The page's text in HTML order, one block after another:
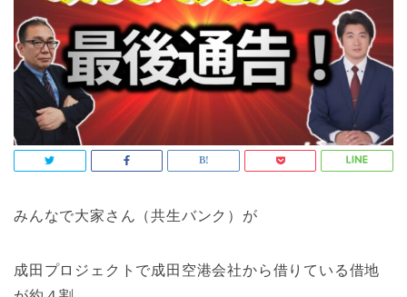
みんなで大家さん（共生バンク）が
成田プロジェクトで成田空港会社から借りている借地